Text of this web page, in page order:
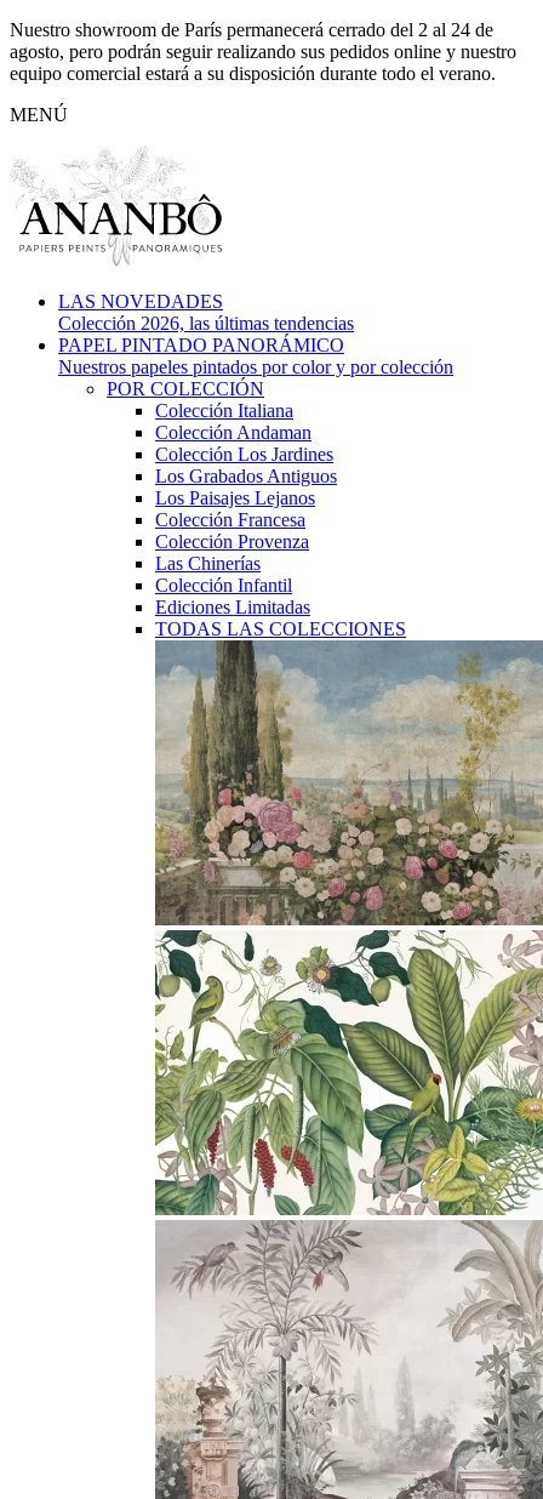
Nuestro showroom de París permanecerá cerrado del 2 al 24 de
agosto, pero podrán seguir realizando sus pedidos online y nuestro
equipo comercial estará a su disposición durante todo el verano.
MENÚ
LAS NOVEDADES
Colección 2026, las últimas tendencias
PAPEL PINTADO PANORÁMICO
Nuestros papeles pintados por color y por colección
POR COLECCIÓN
Colección Italiana
Colección Andaman
Colección Los Jardines
Los Grabados Antiguos
Los Paisajes Lejanos
Colección Francesa
Colección Provenza
Las Chinerías
Colección Infantil
Ediciones Limitadas
TODAS LAS COLECCIONES